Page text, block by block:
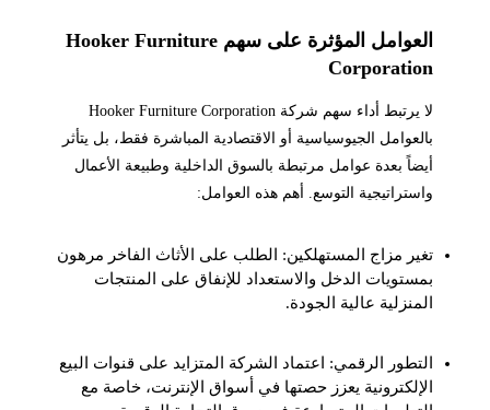
العوامل المؤثرة على سهم Hooker Furniture
Corporation
لا يرتبط أداء سهم شركة Hooker Furniture Corporation
بالعوامل الجيوسياسية أو الاقتصادية المباشرة فقط، بل يتأثر
أيضاً بعدة عوامل مرتبطة بالسوق الداخلية وطبيعة الأعمال
واستراتيجية التوسع. أهم هذه العوامل:
تغير مزاج المستهلكين: الطلب على الأثاث الفاخر مرهون
بمستويات الدخل والاستعداد للإنفاق على المنتجات
المنزلية عالية الجودة.
التطور الرقمي: اعتماد الشركة المتزايد على قنوات البيع
الإلكترونية يعزز حصتها في أسواق الإنترنت، خاصة مع